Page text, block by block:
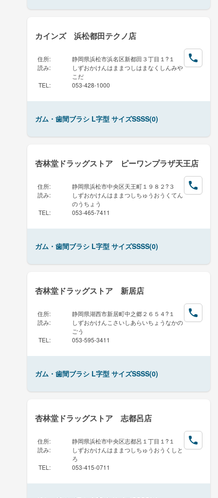
カインズ 浜松都田テクノ店
住所:
静岡県浜松市浜名区新都田３丁目１?１
読み:
しずおかけんはままつしはまなくしんみや
こだ
TEL : 053-428-1000
ガム・歯間ブラシ L字型 サイズSSSS(0)
杏林堂ドラッグストア ピーワンプラザ天王店
住所:
静岡県浜松市中央区天王町１９８２?３
読み:
しずおかけんはままつしちゅうおうくてん
のうちょう
TEL : 053-465-7411
ガム・歯間ブラシ L字型 サイズSSSS(0)
杏林堂ドラッグストア 新居店
住所:
静岡県湖西市新居町中之郷２６５４?１
読み:
しずおかけんこさいしあらいちょうなかの
ごう
TEL : 053-595-3411
ガム・歯間ブラシ L字型 サイズSSSS(0)
杏林堂ドラッグストア 志都呂店
住所:
静岡県浜松市中央区志都呂１丁目１?１
読み:
しずおかけんはままつしちゅうおうくしと
ろ
TEL : 053-415-0711